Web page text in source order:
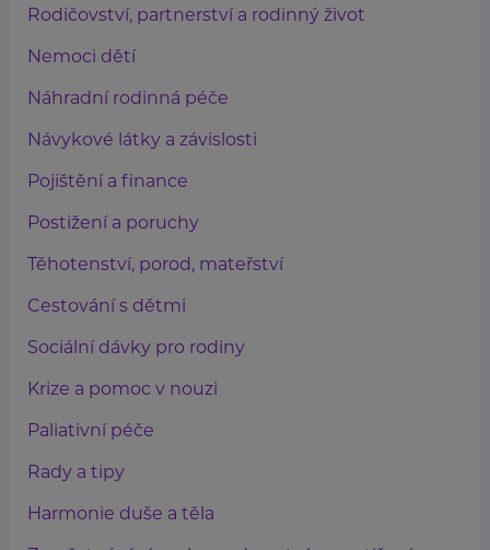
Rodičovství, partnerství a rodinný život
Nemoci dětí
Náhradní rodinná péče
Návykové látky a závislosti
Pojištění a finance
Postižení a poruchy
Těhotenství, porod, mateřství
Cestování s dětmi
Sociální dávky pro rodiny
Krize a pomoc v nouzi
Paliativní péče
Rady a tipy
Harmonie duše a těla